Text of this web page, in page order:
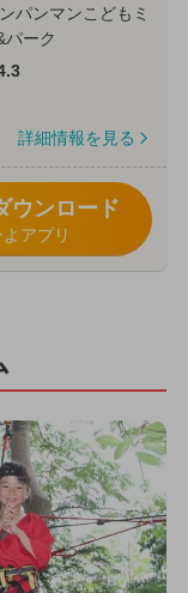
パンマンこどもミ
パーク
詳細情報を見る
ウンロード
アプリ